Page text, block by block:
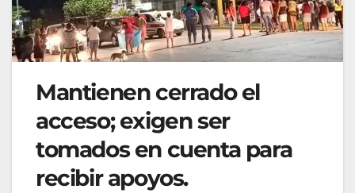
Mantienen cerrado el
acceso; exigen ser
tomados en cuenta para
recibir apoyos.